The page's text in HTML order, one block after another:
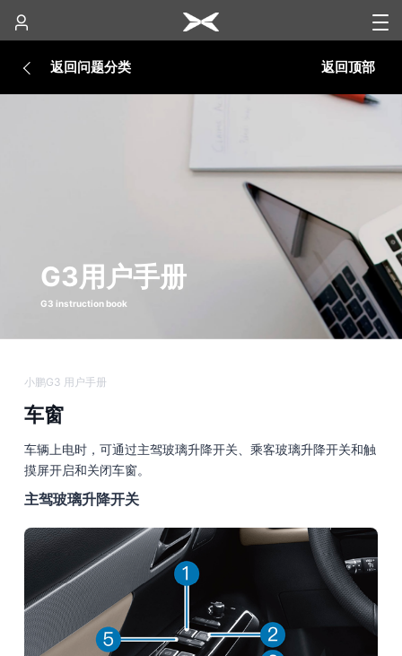
返回问题分类 返回顶部
G3用户手册
G3 instruction book
小鹏G3 用户手册
车窗
车辆上电时，可通过主驾玻璃升降开关、乘客玻璃升降开关和触
摸屏开启和关闭车窗。
主驾玻璃升降开关